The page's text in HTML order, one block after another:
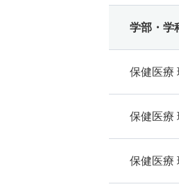
学部・学
保健医療
保健医療
保健医療